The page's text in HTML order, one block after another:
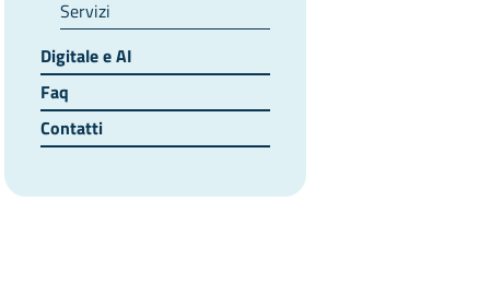
Servizi
Digitale e AI
Faq
Contatti